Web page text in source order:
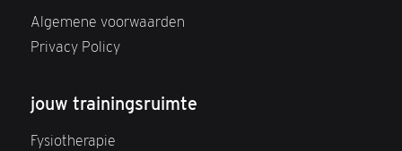
Algemene voorwaarden
Privacy Policy
jouw trainingsruimte
Fysiotherapie